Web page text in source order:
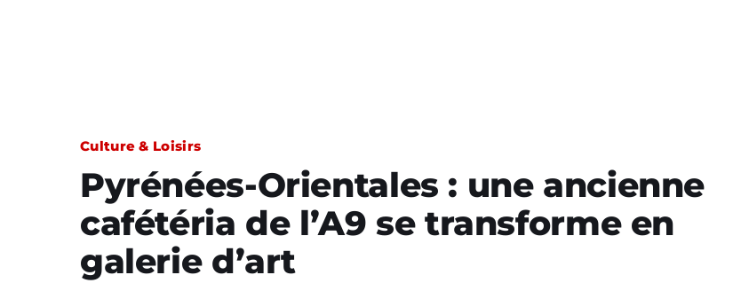
Culture & Loisirs
Pyrénées-Orientales : une ancienne
cafétéria de l’A9 se transforme en
galerie d’art